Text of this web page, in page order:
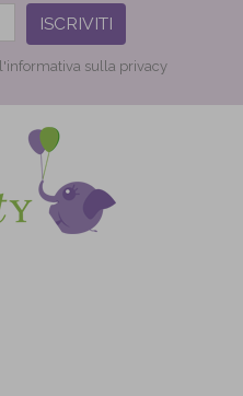
ISCRIVITI
l'informativa sulla privacy